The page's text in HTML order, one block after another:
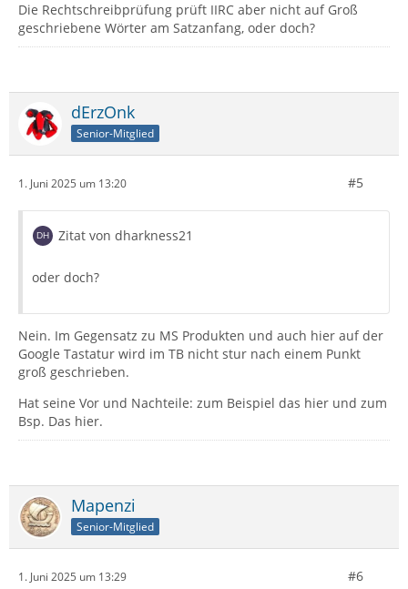
Die Rechtschreibprüfung prüft IIRC aber nicht auf Groß
geschriebene Wörter am Satzanfang, oder doch?
dErzOnk
Senior-Mitglied
1. Juni 2025 um 13:20 #5
Zitat von dharkness21
oder doch?
Nein. Im Gegensatz zu MS Produkten und auch hier auf der
Google Tastatur wird im TB nicht stur nach einem Punkt
groß geschrieben.
Hat seine Vor und Nachteile: zum Beispiel das hier und zum
Bsp. Das hier.
Mapenzi
Senior-Mitglied
1. Juni 2025 um 13:29 #6